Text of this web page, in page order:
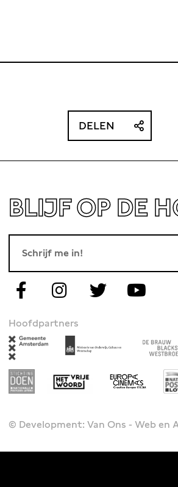
DELEN
BLIJF OP DE
Hoofdpartners
© Development: Van Ons - Web en